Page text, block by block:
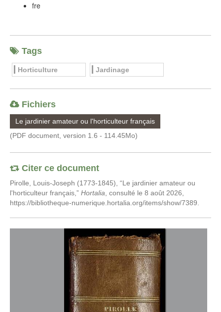
fre
Tags
Horticulture Jardinage
Fichiers
Le jardinier amateur ou l'horticulteur français
(PDF document, version 1.6 - 114.45Mo)
Citer ce document
Pirolle, Louis-Joseph (1773-1845), “Le jardinier amateur ou
l'horticulteur français,” Hortalia , consulté le 8 août 2026,
https://bibliotheque-numerique.hortalia.org/items/show/7389